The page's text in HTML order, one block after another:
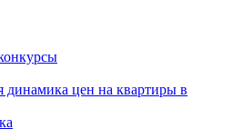
динамика цен на квартиры в